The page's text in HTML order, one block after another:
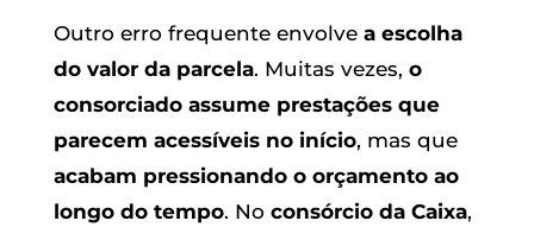
Outro erro frequente envolve a escolha
do valor da parcela. Muitas vezes, o
consorciado assume prestações que
parecem acessíveis no início, mas que
acabam pressionando o orçamento ao
longo do tempo. No consórcio da Caixa,